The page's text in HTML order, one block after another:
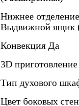
Нижнее
Выдвижной ящик
Конвекция Да
3D
Тип духового
Цвет боковых